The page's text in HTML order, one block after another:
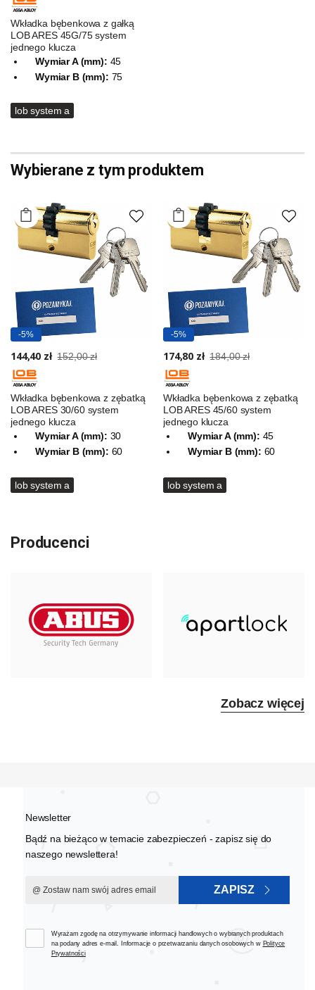
Wkładka bębenkowa z gałką
LOB ARES 45G/75 system
jednego klucza
Wymiar A (mm): 45
Wymiar B (mm): 75
lob system a
Wybierane z tym produktem
-5%
144,40 zł 152,00 zł
Wkładka bębenkowa z zębatką
LOB ARES 30/60 system
jednego klucza
Wymiar A (mm): 30
Wymiar B (mm): 60
lob system a
-5%
174,80 zł 184,00 zł
Wkładka bębenkowa z zębatką
LOB ARES 45/60 system
jednego klucza
Wymiar A (mm): 45
Wymiar B (mm): 60
lob system a
Producenci
Zobacz więcej
Newsletter
Bądź na bieżąco w temacie zabezpieczeń - zapisz się do
naszego newslettera!
ZAPISZ
Wyrażam zgodę na otrzymywanie informacji handlowych o wybranych produktach
na podany adres e-mail. Informacje o przetwarzaniu danych osobowych w Polityce
Prywatności